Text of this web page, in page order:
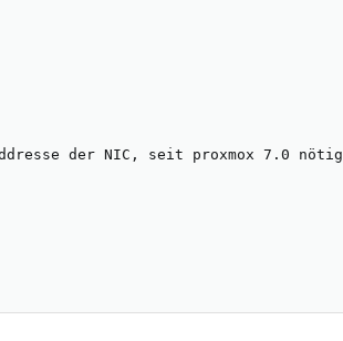
der NIC, seit proxmox 7.0 nötig